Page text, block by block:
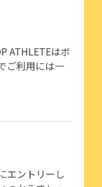
ATHLETEはボ
ご利用には一
エントリーし